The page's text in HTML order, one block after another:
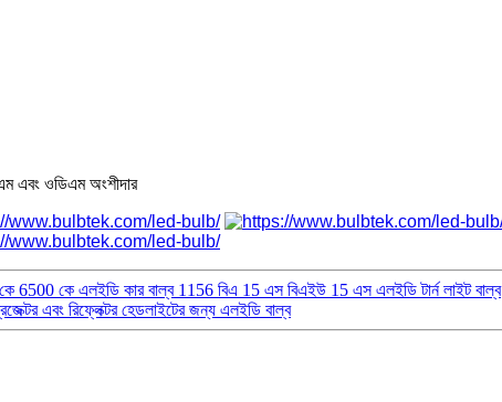
এবং ওডিএম অংশীদার
6500 কে এলইডি কার বাল্ব 1156 বিএ 15 এস বিএইউ 15 এস এলইডি টার্ন লাইট বাল্ব
এবং রিফ্লেক্টর হেডলাইটের জন্য এলইডি বাল্ব